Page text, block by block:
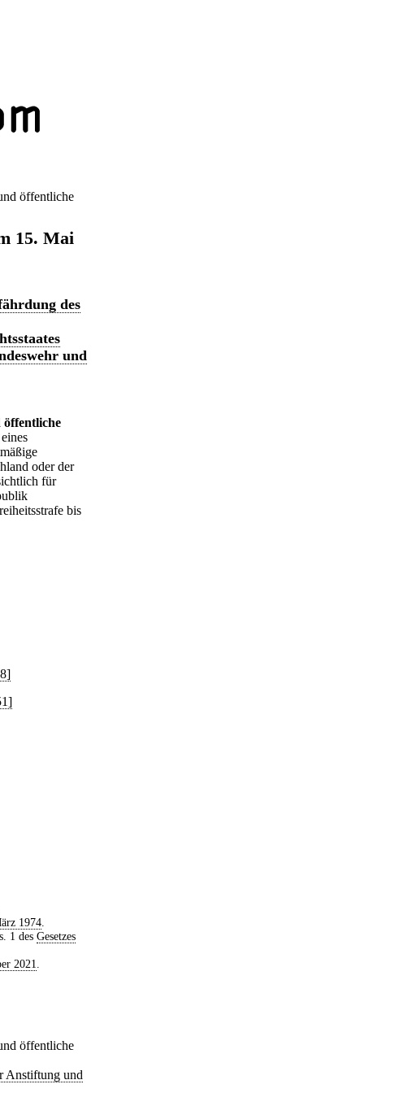
öffentliche
15. Mai
des
und
öffentliche
oder der
für
bis
1974.
1 des Gesetzes
2021
öffentliche
Anstiftung und